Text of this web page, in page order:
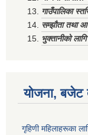
गाउँपालिका
सम्झौता तथा
भुक्तानीको
योजना, बजेट
गृहिणी महिलाहरूका